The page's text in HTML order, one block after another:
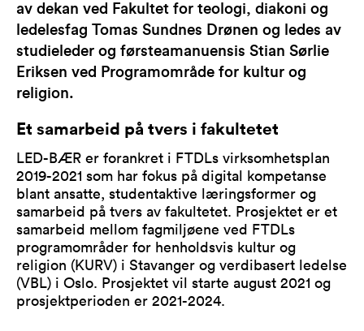
av dekan ved Fakultet for teologi, diakoni og
ledelesfag Tomas Sundnes Drønen og ledes av
studieleder og førsteamanuensis Stian Sørlie
Eriksen ved Programområde for kultur og
religion.
Et samarbeid på tvers i fakultetet
LED-BÆR er forankret i FTDLs virksomhetsplan
2019-2021 som har fokus på digital kompetanse
blant ansatte, studentaktive læringsformer og
samarbeid på tvers av fakultetet. Prosjektet er et
samarbeid mellom fagmiljøene ved FTDLs
programområder for henholdsvis kultur og
religion (KURV) i Stavanger og verdibasert ledelse
(VBL) i Oslo. Prosjektet vil starte august 2021 og
prosjektperioden er 2021-2024.